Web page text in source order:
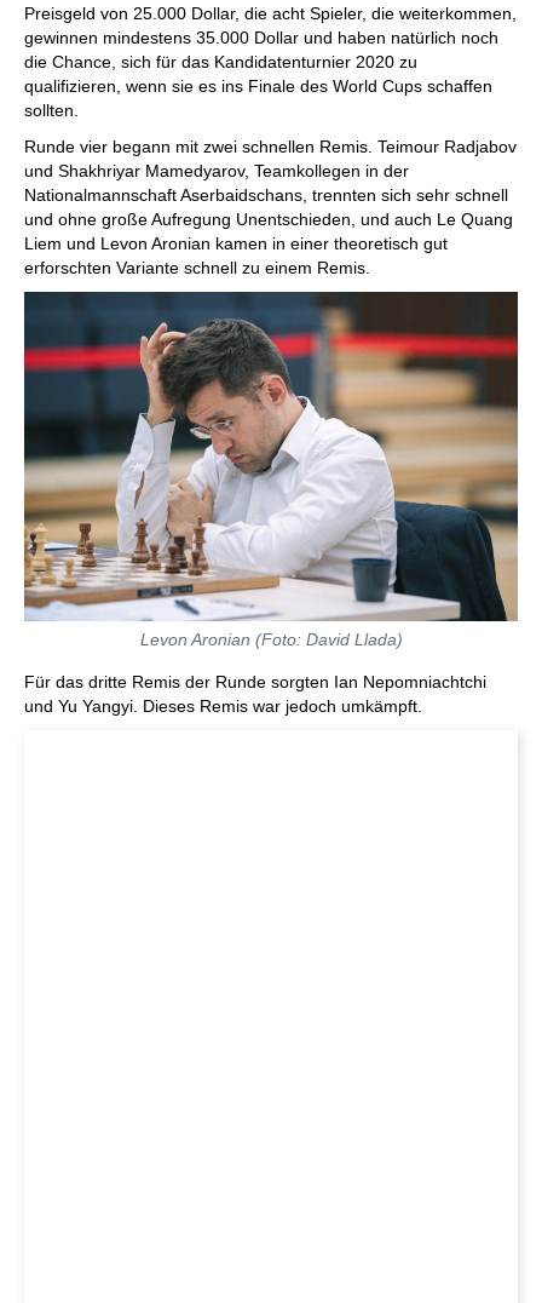
Preisgeld von 25.000 Dollar, die acht Spieler, die weiterkommen,
gewinnen mindestens 35.000 Dollar und haben natürlich noch
die Chance, sich für das Kandidatenturnier 2020 zu
qualifizieren, wenn sie es ins Finale des World Cups schaffen
sollten.
Runde vier begann mit zwei schnellen Remis. Teimour Radjabov
und Shakhriyar Mamedyarov, Teamkollegen in der
Nationalmannschaft Aserbaidschans, trennten sich sehr schnell
und ohne große Aufregung Unentschieden, und auch Le Quang
Liem und Levon Aronian kamen in einer theoretisch gut
erforschten Variante schnell zu einem Remis.
Levon Aronian (Foto: David Llada)
Für das dritte Remis der Runde sorgten Ian Nepomniachtchi
und Yu Yangyi. Dieses Remis war jedoch umkämpft.